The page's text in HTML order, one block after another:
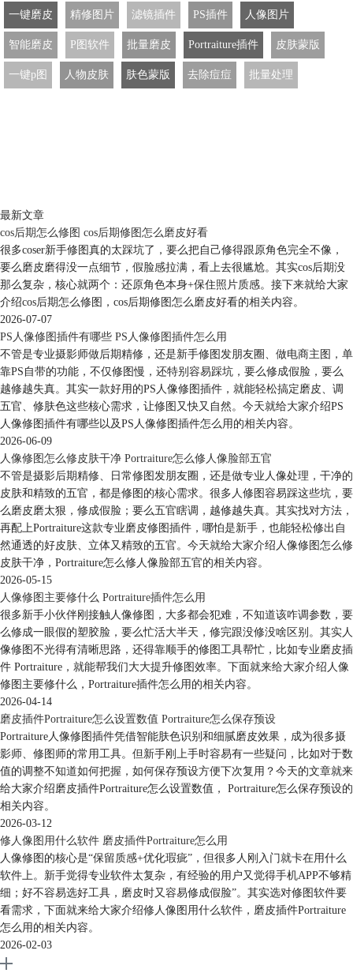
一键磨皮 精修图片 滤镜插件 PS插件 人像图片
智能磨皮 P图软件 批量磨皮 Portraiture插件 皮肤蒙版
一键p图 人物皮肤 肤色蒙版 去除痘痘 批量处理
最新文章
cos后期怎么修图 cos后期修图怎么磨皮好看
很多coser新手修图真的太踩坑了，要么把自己修得跟原角色完全不像，
要么磨皮磨得没一点细节，假脸感拉满，看上去很尴尬。其实cos后期没
那么复杂，核心就两个：还原角色本身+保住照片质感。接下来就给大家
介绍cos后期怎么修图，cos后期修图怎么磨皮好看的相关内容。
2026-07-07
PS人像修图插件有哪些 PS人像修图插件怎么用
不管是专业摄影师做后期精修，还是新手修图发朋友圈、做电商主图，单
靠PS自带的功能，不仅修图慢，还特别容易踩坑，要么修成假脸，要么
越修越失真。其实一款好用的PS人像修图插件，就能轻松搞定磨皮、调
五官、修肤色这些核心需求，让修图又快又自然。今天就给大家介绍PS
人像修图插件有哪些以及PS人像修图插件怎么用的相关内容。
2026-06-09
人像修图怎么修皮肤干净 Portraiture怎么修人像脸部五官
不管是摄影后期精修、日常修图发朋友圈，还是做专业人像处理，干净的
皮肤和精致的五官，都是修图的核心需求。很多人修图容易踩这些坑，要
么磨皮磨太狠，修成假脸；要么五官瞎调，越修越失真。其实找对方法，
再配上Portraiture这款专业磨皮修图插件，哪怕是新手，也能轻松修出自
然通透的好皮肤、立体又精致的五官。今天就给大家介绍人像修图怎么修
皮肤干净，Portraiture怎么修人像脸部五官的相关内容。
2026-05-15
人像修图主要修什么 Portraiture插件怎么用
很多新手小伙伴刚接触人像修图，大多都会犯难，不知道该咋调参数，要
么修成一眼假的塑胶脸，要么忙活大半天，修完跟没修没啥区别。其实人
像修图不光得有清晰思路，还得靠顺手的修图工具帮忙，比如专业磨皮插
件 Portraiture，就能帮我们大大提升修图效率。下面就来给大家介绍人像
修图主要修什么，Portraiture插件怎么用的相关内容。
2026-04-14
磨皮插件Portraiture怎么设置数值 Portraiture怎么保存预设
Portraiture人像修图插件凭借智能肤色识别和细腻磨皮效果，成为很多摄
影师、修图师的常用工具。但新手刚上手时容易有一些疑问，比如对于数
值的调整不知道如何把握，如何保存预设方便下次复用？今天的文章就来
给大家介绍磨皮插件Portraiture怎么设置数值， Portraiture怎么保存预设的
相关内容。
2026-03-12
修人像图用什么软件 磨皮插件Portraiture怎么用
人像修图的核心是“保留质感+优化瑕疵”，但很多人刚入门就卡在用什么
软件上。新手觉得专业软件太复杂，有经验的用户又觉得手机APP不够精
细；好不容易选好工具，磨皮时又容易修成假脸”。其实选对修图软件要
看需求，下面就来给大家介绍修人像图用什么软件，磨皮插件Portraiture
怎么用的相关内容。
2026-02-03